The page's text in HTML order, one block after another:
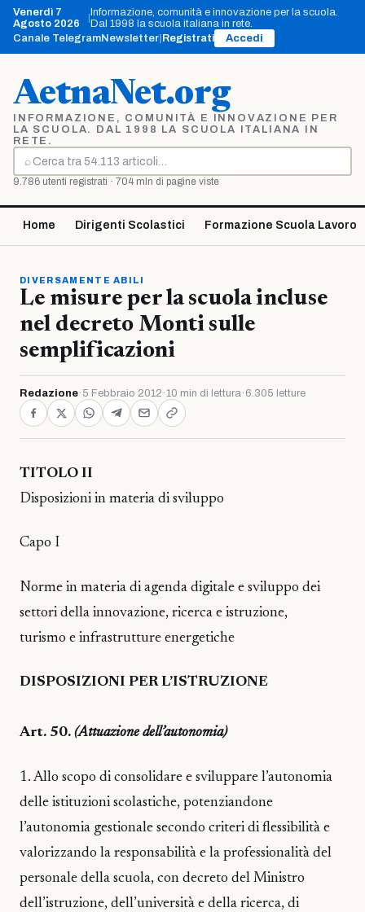
Vai
contenuto
Venerdì 7
Agosto 2026
Informazione, comunità e innovazione per la scuola.
Dal 1998 la scuola italiana in rete.
Canale TelegramNewsletter Registrati Accedi
AetnaNet.org
INFORMAZIONE, COMUNITÀ E INNOVAZIONE PER
LA SCUOLA. DAL 1998 LA SCUOLA ITALIANA IN
RETE.
⌕
Cerca
9.786 utenti registrati · 704 mln di pagine viste
Home Dirigenti Scolastici Formazione Scuola Lavoro
DIVERSAMENTE ABILI
Le misure per la scuola incluse
nel decreto Monti sulle
semplificazioni
Redazione· 5 Febbraio 2012 ·10 min di lettura· 6.305 letture
TITOLO II
Disposizioni in materia di sviluppo
Capo I
Norme in materia di agenda digitale e sviluppo dei
settori della innovazione, ricerca e istruzione,
turismo e infrastrutture energetiche
DISPOSIZIONI PER L’ISTRUZIONE
Art. 50. (Attuazione dell’autonomia)
1. Allo scopo di consolidare e sviluppare l’autonomia
delle istituzioni scolastiche, potenziandone
l’autonomia gestionale secondo criteri di flessibilità e
valorizzando la responsabilità e la professionalità del
personale della scuola, con decreto del Ministro
dell’istruzione, dell’università e della ricerca, di